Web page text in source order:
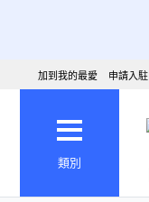
加到我的最愛 申請入駐
類別